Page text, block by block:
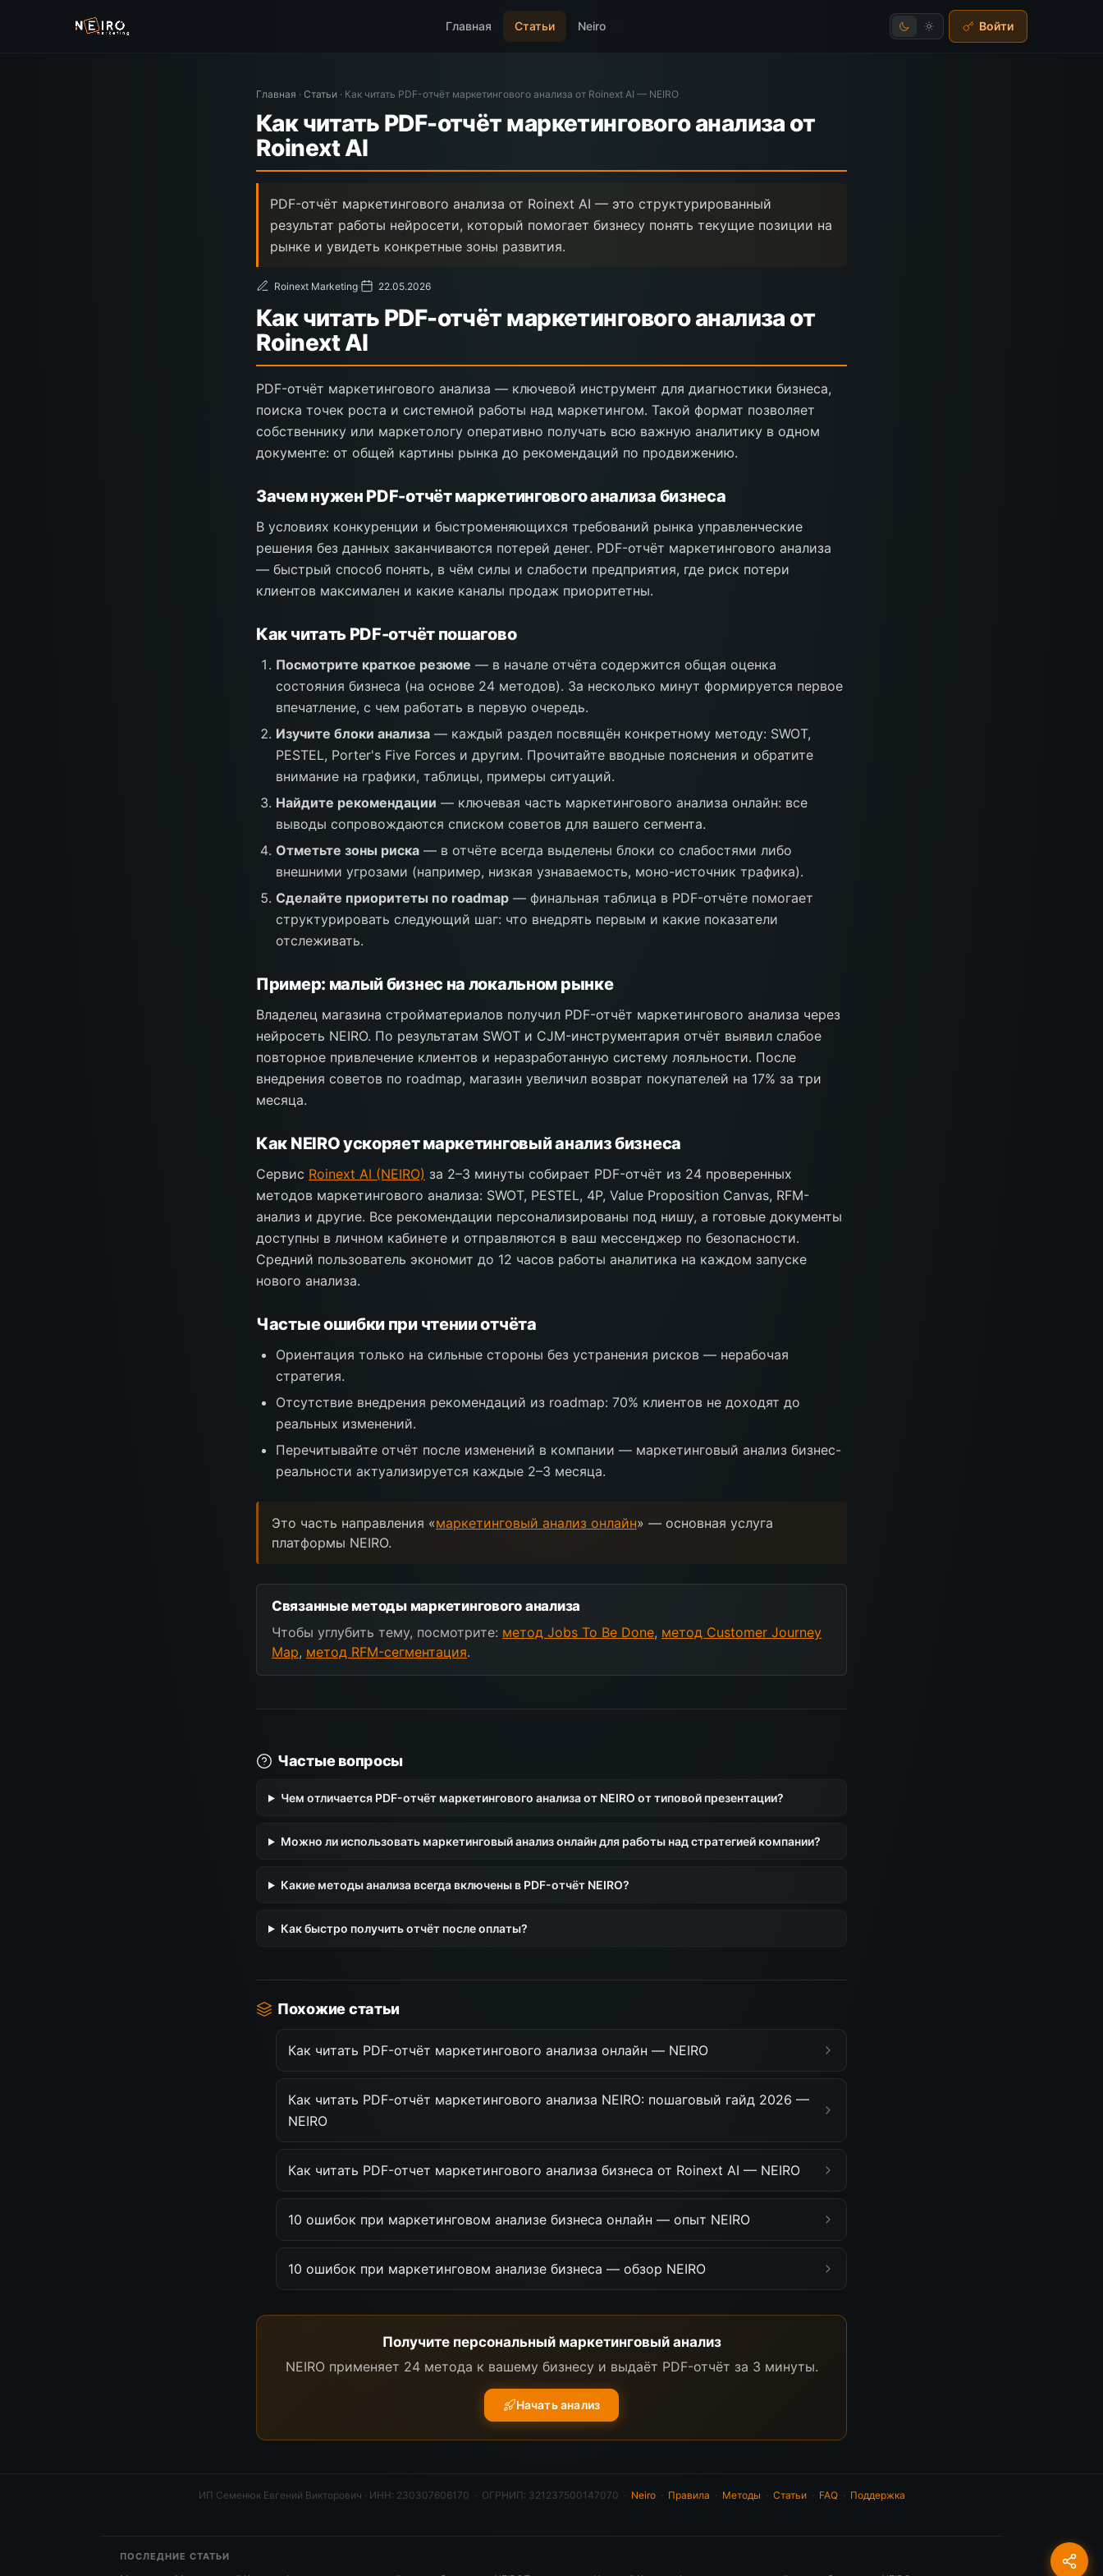
Главная Статьи Neiro Войти
Главная · Статьи · Как читать PDF-отчёт маркетингового анализа от Roinext AI — NEIRO
Как читать PDF-отчёт маркетингового анализа от
Roinext AI
PDF-отчёт маркетингового анализа от Roinext AI — это структурированный
результат работы нейросети, который помогает бизнесу понять текущие позиции на
рынке и увидеть конкретные зоны развития.
Roinext Marketing· 22.05.2026
Как читать PDF-отчёт маркетингового анализа от
Roinext AI
PDF-отчёт маркетингового анализа — ключевой инструмент для диагностики бизнеса,
поиска точек роста и системной работы над маркетингом. Такой формат позволяет
собственнику или маркетологу оперативно получать всю важную аналитику в одном
документе: от общей картины рынка до рекомендаций по продвижению.
Зачем нужен PDF-отчёт маркетингового анализа бизнеса
В условиях конкуренции и быстроменяющихся требований рынка управленческие
решения без данных заканчиваются потерей денег. PDF-отчёт маркетингового анализа
— быстрый способ понять, в чём силы и слабости предприятия, где риск потери
клиентов максимален и какие каналы продаж приоритетны.
Как читать PDF-отчёт пошагово
Посмотрите краткое резюме — в начале отчёта содержится общая оценка
состояния бизнеса (на основе 24 методов). За несколько минут формируется первое
впечатление, с чем работать в первую очередь.
Изучите блоки анализа — каждый раздел посвящён конкретному методу: SWOT,
PESTEL, Porter's Five Forces и другим. Прочитайте вводные пояснения и обратите
внимание на графики, таблицы, примеры ситуаций.
Найдите рекомендации — ключевая часть маркетингового анализа онлайн: все
выводы сопровождаются списком советов для вашего сегмента.
Отметьте зоны риска — в отчёте всегда выделены блоки со слабостями либо
внешними угрозами (например, низкая узнаваемость, моно-источник трафика).
Сделайте приоритеты по roadmap — финальная таблица в PDF-отчёте помогает
структурировать следующий шаг: что внедрять первым и какие показатели
отслеживать.
Пример: малый бизнес на локальном рынке
Владелец магазина стройматериалов получил PDF-отчёт маркетингового анализа через
нейросеть NEIRO. По результатам SWOT и CJM-инструментария отчёт выявил слабое
повторное привлечение клиентов и неразработанную систему лояльности. После
внедрения советов по roadmap, магазин увеличил возврат покупателей на 17% за три
месяца.
Как NEIRO ускоряет маркетинговый анализ бизнеса
Сервис Roinext AI (NEIRO) за 2–3 минуты собирает PDF-отчёт из 24 проверенных
методов маркетингового анализа: SWOT, PESTEL, 4P, Value Proposition Canvas, RFM-
анализ и другие. Все рекомендации персонализированы под нишу, а готовые документы
доступны в личном кабинете и отправляются в ваш мессенджер по безопасности.
Средний пользователь экономит до 12 часов работы аналитика на каждом запуске
нового анализа.
Частые ошибки при чтении отчёта
Ориентация только на сильные стороны без устранения рисков — нерабочая
стратегия.
Отсутствие внедрения рекомендаций из roadmap: 70% клиентов не доходят до
реальных изменений.
Перечитывайте отчёт после изменений в компании — маркетинговый анализ бизнес-
реальности актуализируется каждые 2–3 месяца.
Это часть направления «маркетинговый анализ онлайн» — основная услуга
платформы NEIRO.
Связанные методы маркетингового анализа
Чтобы углубить тему, посмотрите: метод Jobs To Be Done, метод Customer Journey
Map, метод RFM-сегментация.
Частые вопросы
Чем отличается PDF-отчёт маркетингового анализа от NEIRO от типовой презентации?
Можно ли использовать маркетинговый анализ онлайн для работы над стратегией компании?
Какие методы анализа всегда включены в PDF-отчёт NEIRO?
Как быстро получить отчёт после оплаты?
Похожие статьи
Как читать PDF-отчёт маркетингового анализа онлайн — NEIRO
Как читать PDF-отчёт маркетингового анализа NEIRO: пошаговый гайд 2026 —
NEIRO
Как читать PDF-отчет маркетингового анализа бизнеса от Roinext AI — NEIRO
10 ошибок при маркетинговом анализе бизнеса онлайн — опыт NEIRO
10 ошибок при маркетинговом анализе бизнеса — обзор NEIRO
Получите персональный маркетинговый анализ
NEIRO применяет 24 метода к вашему бизнесу и выдаёт PDF-отчёт за 3 минуты.
Начать анализ
ИП Семенюк Евгений Викторович · ИНН: 230307606170 · ОГРНИП: 321237500147070 · Neiro· Правила · Методы · Статьи· FAQ· Поддержка
ПОСЛЕДНИЕ СТАТЬИ